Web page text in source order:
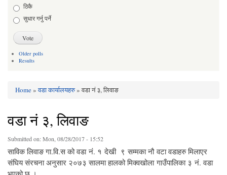
ठिकै
सुधार गर्नु पर्ने
Older polls
Results
Home»वडा कार्यालयहरु» वडा नं ३, लिवाङ
वडा नं ३, लिवाङ
Submitted on:Mon, 08/28/2017 - 15:52
साविक लिवाङ गा.वि.स को वडा नं. १ देखी ९ सम्मका नौ वटा वडाहरु मिलाएर
संघिय संरचना अनुसार २०७३ सालमा हालको मिक्वखोला गाउँपालिका ३ नं. वडा